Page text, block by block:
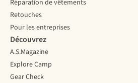
Réparation de vêtements
Retouches
Pour les entreprises
Découvrez
A.S.Magazine
Explore Camp
Gear Check